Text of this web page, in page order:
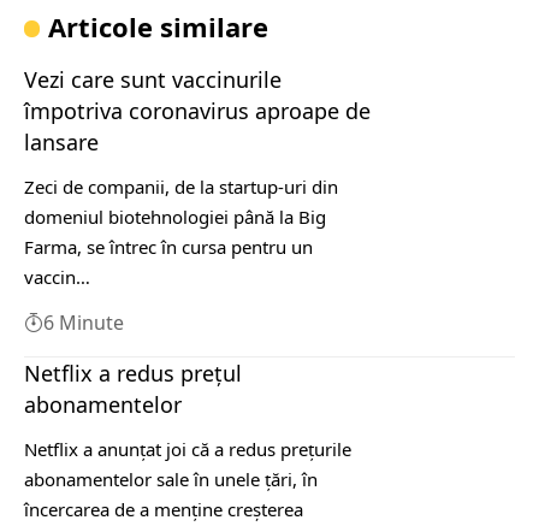
Articole similare
Vezi care sunt vaccinurile
împotriva coronavirus aproape de
lansare
Zeci de companii, de la startup-uri din
domeniul biotehnologiei până la Big
Farma, se întrec în cursa pentru un
vaccin…
6 Minute
Netflix a redus preţul
abonamentelor
Netflix a anunţat joi că a redus preţurile
abonamentelor sale în unele ţări, în
încercarea de a menţine creşterea